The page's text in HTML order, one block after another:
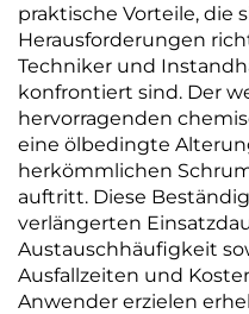
praktische Vorteile, die
Herausforderungen
Techniker und
konfrontiert sind. Der
hervorragenden
eine ölbedingte
herkömmlichen
auftritt. Diese
verlängerten
Austauschhäufigkeit
Ausfallzeiten und
Anwender erzielen